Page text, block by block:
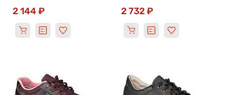
2 144 ₽ 2 732 ₽